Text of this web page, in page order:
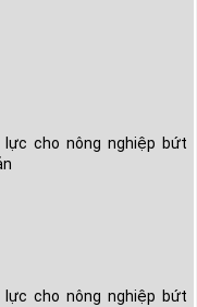
cho nông nghiệp bứt
cho nông nghiệp bứt